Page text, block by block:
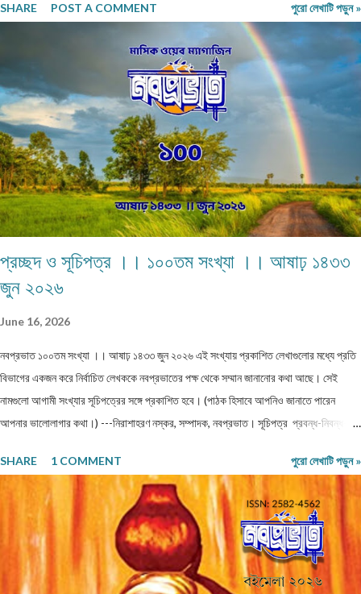
পাওয়া যেত না। ঐ গ্ৰাম থেকে বাজারের দূরত্ব তিন কিলোমিটার হবে। বাজারে সন্ধ্যার পর জেনারেটরের
লাইন ভাড়া নিয়ে সকলে লাইট জ্বালাত ও ফ্যান চালাত। বাজারে যাওয়ার সময় একটা বিরাট মাঠ পার হতে
হত। যে মাঠের পুরোটা একজায়গায় দাঁড়িয়ে দেখা যেত না। গ্ৰামের মানুষেরা নিজেদের মধ্যে বলাবলি করত,
সন্ধ্যার পর এই মাঠে ভূতেদের আখরা বসে। তারা অনেকেই রাত্রি বেলা ওই মাঠে ভূতেদের দাঁড়িয়ে কখনো
বসে জটলা পাকাতে দেখেছে। এই মাঠের উত্তর দিকে একটি বিশাল তেঁতুল গাছ ছিল। এই গাছ থেকেই
ভূতেরা মাঠে নেমে আসত নিজেদের মধ্যে বিভিন্ন বিষয় নিয়ে আলোচনা করার জন্য। তাদের আলোচনার
বিষয়...
SHARE POST A COMMENT পুরো লেখাটি পড়ুন »
প্রচ্ছদ ও সূচিপত্র ।। ১০০তম সংখ্যা ।। আষাঢ় ১৪৩৩
জুন ২০২৬
June 16, 2026
নবপ্রভাত ১০০তম সংখ্যা ।। আষাঢ় ১৪৩৩ জুন ২০২৬ এই সংখ্যায় প্রকাশিত লেখাগুলোর মধ্যে প্রতি
বিভাগের একজন করে নির্বাচিত লেখককে নবপ্রভাতের পক্ষ থেকে সম্মান জানানোর কথা আছে। সেই
নামগুলো আগামী সংখ্যার সূচিপত্রের সঙ্গে প্রকাশিত হবে। (পাঠক হিসাবে আপনিও জানাতে পারেন
আপনার ভালোলাগার কথা।) ---নিরাশাহরণ নস্কর, সম্পাদক, নবপ্রভাত। সূচিপত্র প্রবন্ধ-নিবন্ধ-
থেকে পতন : অনিক দত্ত ও মানুষের নিঃশ... প্রবন্ধ ।। ধাঙড় ।। মোঃ চাঁন মিয়া ফকির প্রবন্ধ ।।
অন্ধকারের উৎস হতে উৎসারিত আলো ।। কুহেলী... প্রবন্ধ ।। নারীর সম্মান ও অধিকার — অলীক
কল্পনা, না... আন্তর্জাতিক খ্যাতি সম্পন্ন ভাষা বিজ্ঞানী অধ্যাপক প... প্রবন্ধ ।। কবি কৃষ্ণচন্দ্র মজুমদার
।। সুমন বিপ্লব ফিচার ।। চা দিবস ।। অশোক বন্দ্যোপাধ্যায় ফিচার ।। বর্তমান প্রেক্ষাপটে
আন্তর্জাতিক জীববৈচিত্... রম্যনাটিকা ।। পাত্র দেখা ।। সুশীল বন্দ্যোপাধ্যায় ভ্রমণকাহিনি
মাজান্দারান: কাস্পিয়ান সাগরের তীর... ঝরণার গান শুনতে ।। ...
SHARE 1 COMMENT পুরো লেখাটি পড়ুন »